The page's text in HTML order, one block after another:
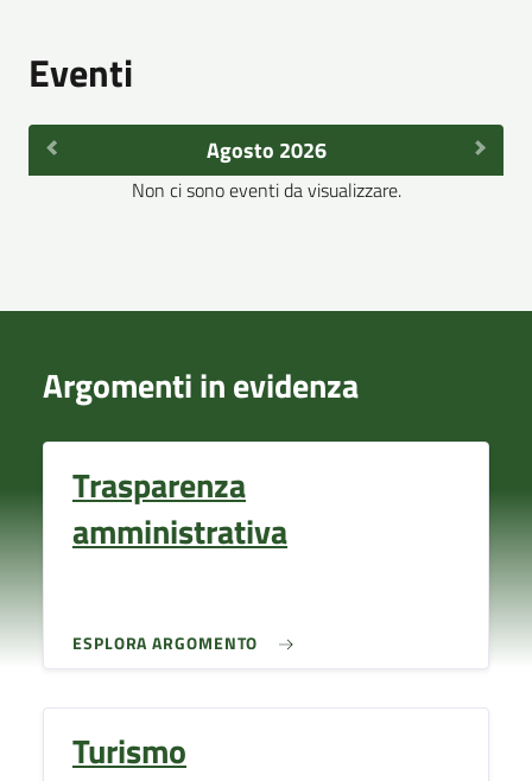
Eventi
Agosto 2026
Non ci sono eventi da visualizzare.
Argomenti in evidenza
Trasparenza
amministrativa
ESPLORA ARGOMENTO
Turismo